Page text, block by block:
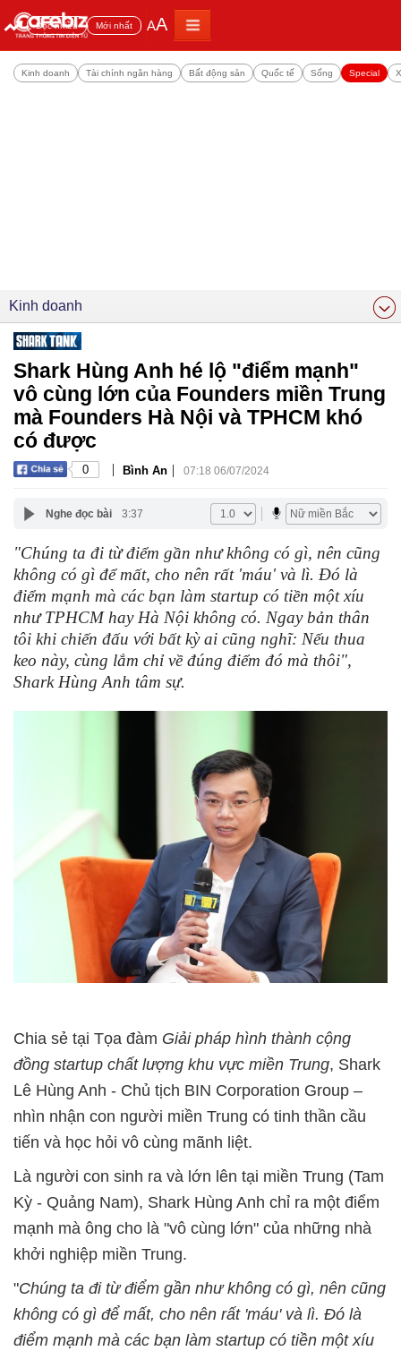
Đọc nhiều Mới nhất AA
Kinh doanh Tài chính ngân hàng Bất động sản Quốc tế Sống Special
Kinh doanh
Shark Hùng Anh hé lộ "điểm mạnh"
vô cùng lớn của Founders miền Trung
mà Founders Hà Nội và TPHCM khó
có được
0 | Bình An | 07:18 06/07/2024
Nghe đọc bài 3:37
"Chúng ta đi từ điểm gần như không có gì, nên cũng
không có gì để mất, cho nên rất 'máu' và lì. Đó là
điểm mạnh mà các bạn làm startup có tiền một xíu
như TPHCM hay Hà Nội không có. Ngay bản thân
tôi khi chiến đấu với bất kỳ ai cũng nghĩ: Nếu thua
keo này, cùng lắm chỉ về đúng điểm đó mà thôi",
Shark Hùng Anh tâm sự.
Chia sẻ tại Tọa đàm Giải pháp hình thành cộng
đồng startup chất lượng khu vực miền Trung, Shark
Lê Hùng Anh - Chủ tịch BIN Corporation Group –
nhìn nhận con người miền Trung có tinh thần cầu
tiến và học hỏi vô cùng mãnh liệt.
Là người con sinh ra và lớn lên tại miền Trung (Tam
Kỳ - Quảng Nam), Shark Hùng Anh chỉ ra một điểm
mạnh mà ông cho là "vô cùng lớn" của những nhà
khởi nghiệp miền Trung.
"Chúng ta đi từ điểm gần như không có gì, nên cũng
không có gì để mất, cho nên rất 'máu' và lì. Đó là
điểm mạnh mà các bạn làm startup có tiền một xíu